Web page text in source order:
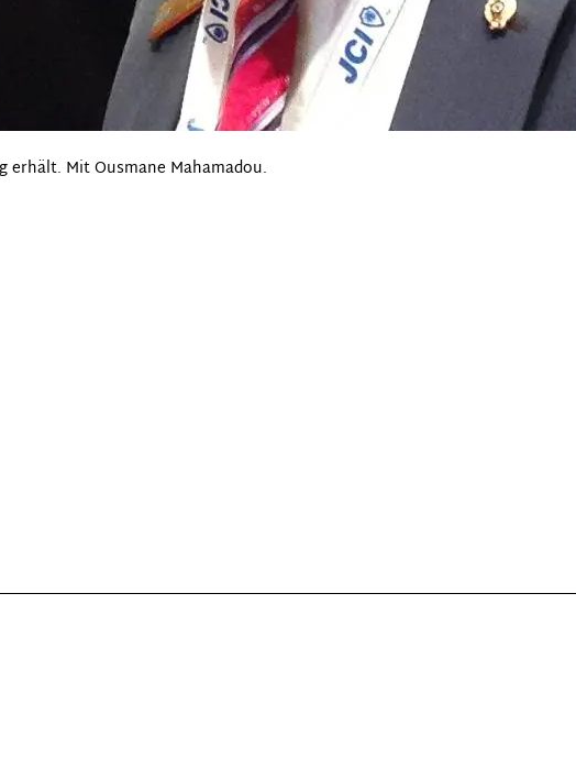
erhält. Mit Ousmane Mahamadou.